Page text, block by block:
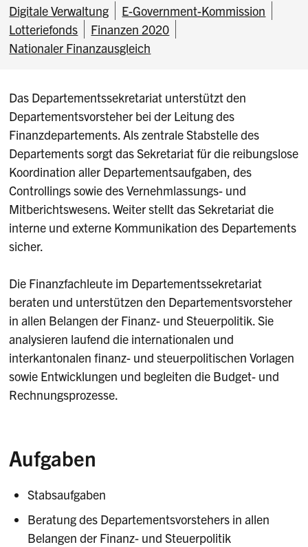
Digitale Verwaltung
E-Government-Kommission
Lotteriefonds
Finanzen 2020
Nationaler Finanzausgleich
Das Departementssekretariat unterstützt den
Departementsvorsteher bei der Leitung des
Finanzdepartements. Als zentrale Stabstelle des
Departements sorgt das Sekretariat für die reibungslose
Koordination aller Departementsaufgaben, des
Controllings sowie des Vernehmlassungs- und
Mitberichtswesens. Weiter stellt das Sekretariat die
interne und externe Kommunikation des Departements
sicher.
Die Finanzfachleute im Departementssekretariat
beraten und unterstützen den Departementsvorsteher
in allen Belangen der Finanz- und Steuerpolitik. Sie
analysieren laufend die internationalen und
interkantonalen finanz- und steuerpolitischen Vorlagen
sowie Entwicklungen und begleiten die Budget- und
Rechnungsprozesse.
Aufgaben
Stabsaufgaben
Beratung des Departementsvorstehers in allen
Belangen der Finanz- und Steuerpolitik